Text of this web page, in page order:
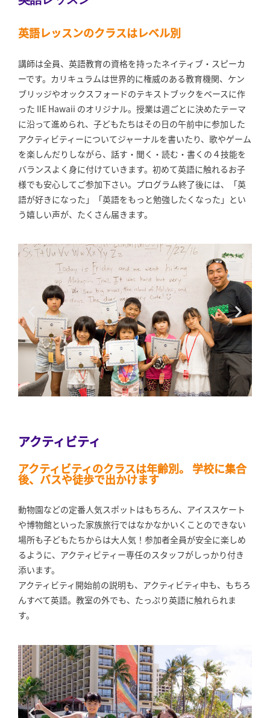
英語レッスンのクラスはレベル別
講師は全員、英語教育の資格を持ったネイティブ・スピーカ
ーです。カリキュラムは世界的に権威のある教育機関、ケン
ブリッジやオックスフォードのテキストブックをベースに作
った IIE Hawaii のオリジナル。授業は週ごとに決めたテーマ
に沿って進められ、子どもたちはその日の午前中に参加した
アクティビティーについてジャーナルを書いたり、歌やゲーム
を楽しんだりしながら、話す・聞く・読む・書くの４技能を
バランスよく身に付けていきます。初めて英語に触れるお子
様でも安心してご参加下さい。プログラム終了後には、「英
語が好きになった」「英語をもっと勉強したくなった」とい
う嬉しい声が、たくさん届きます。
アクティビティ
アクティビティのクラスは年齢別。 学校に集合
後、バスや徒歩で出かけます
動物園などの定番人気スポットはもちろん、アイススケート
や博物館といった家族旅行ではなかなかいくことのできない
場所も子どもたちからは大人気！参加者全員が安全に楽しめ
るように、アクティビティー専任のスタッフがしっかり付き
添います。
アクティビティ開始前の説明も、アクティビティ中も、もちろ
んすべて英語。教室の外でも、たっぷり英語に触れられま
す。